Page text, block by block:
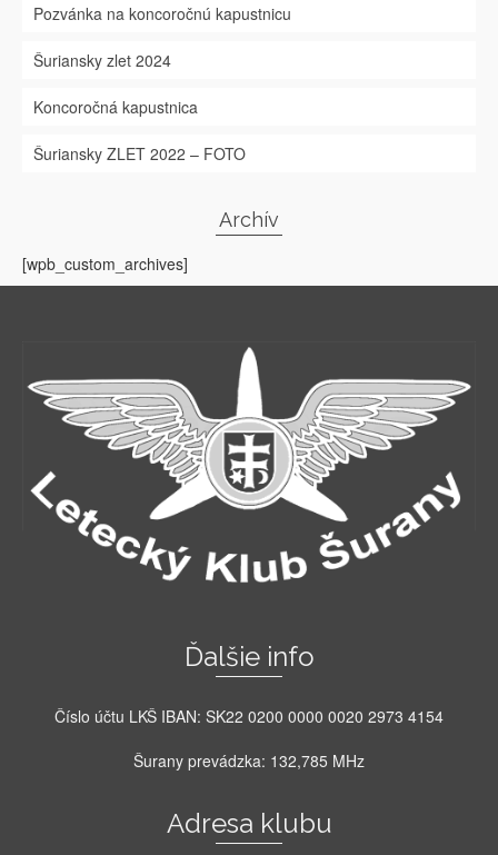
Pozvánka na koncoročnú kapustnicu
Šuriansky zlet 2024
Koncoročná kapustnica
Šuriansky ZLET 2022 – FOTO
Archív
[wpb_custom_archives]
Ďalšie info
Číslo účtu LKŠ IBAN: SK22 0200 0000 0020 2973 4154
Šurany prevádzka: 132,785 MHz
Adresa klubu